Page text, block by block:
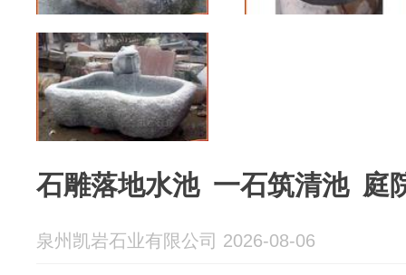
石雕落地水池 一石筑清池 庭
泉州凯岩石业有限公司 2026-08-06